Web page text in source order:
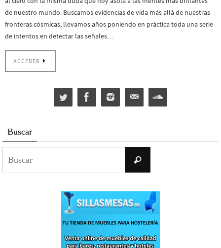
de nuestro mundo. Buscamos evidencias de vida más allá de nuestras
fronteras cósmicas, llevamos años poniendo en práctica toda una serie
de intentos en detectar las señales…
ACCEDER
Buscar
Buscar